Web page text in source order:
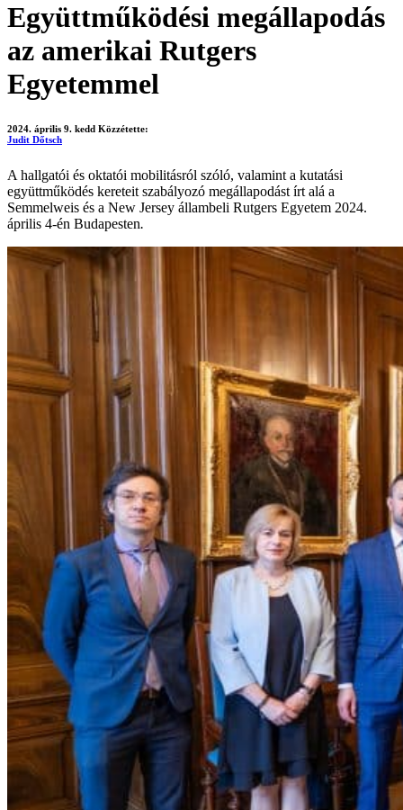
Együttműködési megállapodás
az amerikai Rutgers
Egyetemmel
2024. április 9. kedd Közzétette:
Judit Dőtsch
A hallgatói és oktatói mobilitásról szóló, valamint a kutatási
együttműködés kereteit szabályozó megállapodást írt alá a
Semmelweis és a New Jersey állambeli Rutgers Egyetem 2024.
április 4-én Budapesten.